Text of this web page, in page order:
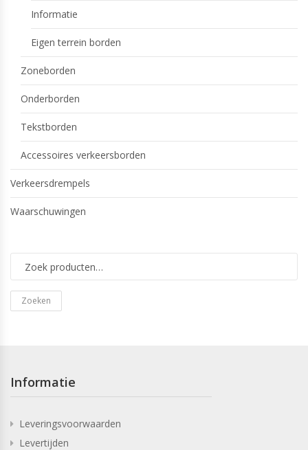
Informatie
Eigen terrein borden
Zoneborden
Onderborden
Tekstborden
Accessoires verkeersborden
Verkeersdrempels
Waarschuwingen
Zoeken
Informatie
Leveringsvoorwaarden
Levertijden